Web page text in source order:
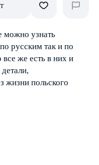
можно узнать
русским так и по
же есть в них и
жизни польского